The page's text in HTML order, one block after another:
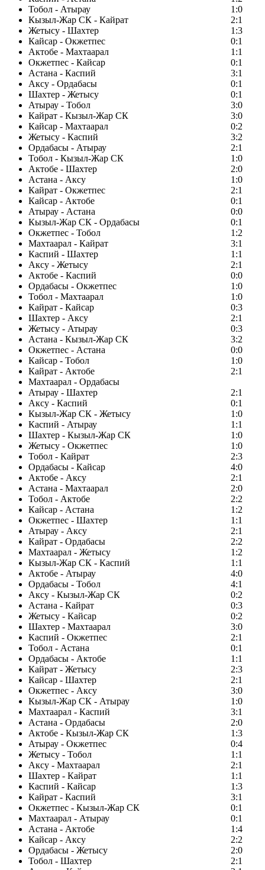
Тобол - Атырау
1:0
Кызыл-Жар СК - Кайрат
2:1
Жетысу - Шахтер
1:3
Кайсар - Окжетпес
0:1
Актобе - Махтаарал
1:1
Окжетпес - Кайсар
0:1
Астана - Каспий
3:1
Аксу - Ордабасы
0:1
Шахтер - Жетысу
0:1
Атырау - Тобол
3:0
Кайрат - Кызыл-Жар СК
3:0
Кайсар - Махтаарал
0:2
Жетысу - Каспий
3:2
Ордабасы - Атырау
2:1
Тобол - Кызыл-Жар СК
1:0
Актобе - Шахтер
2:0
Астана - Аксу
1:0
Кайрат - Окжетпес
2:1
Кайсар - Актобе
0:1
Атырау - Астана
0:0
Кызыл-Жар СК - Ордабасы
0:1
Окжетпес - Тобол
1:2
Махтаарал - Кайрат
3:1
Каспий - Шахтер
1:1
Аксу - Жетысу
2:1
Актобе - Каспий
0:0
Ордабасы - Окжетпес
1:0
Тобол - Махтаарал
1:0
Кайрат - Кайсар
0:3
Шахтер - Аксу
2:1
Жетысу - Атырау
0:3
Астана - Кызыл-Жар СК
3:2
Окжетпес - Астана
0:0
Кайсар - Тобол
1:0
Кайрат - Актобе
2:1
Махтаарал - Ордабасы
Атырау - Шахтер
2:1
Аксу - Каспий
0:1
Кызыл-Жар СК - Жетысу
1:0
Каспий - Атырау
1:1
Шахтер - Кызыл-Жар СК
1:0
Жетысу - Окжетпес
1:0
Тобол - Кайрат
2:3
Ордабасы - Кайсар
4:0
Актобе - Аксу
2:1
Астана - Махтаарал
2:0
Тобол - Актобе
2:2
Кайсар - Астана
1:2
Окжетпес - Шахтер
1:1
Атырау - Аксу
2:1
Кайрат - Ордабасы
2:2
Махтаарал - Жетысу
1:2
Кызыл-Жар СК - Каспий
1:1
Актобе - Атырау
4:0
Ордабасы - Тобол
4:1
Аксу - Кызыл-Жар СК
0:2
Астана - Кайрат
0:3
Жетысу - Кайсар
0:2
Шахтер - Махтаарал
3:0
Каспий - Окжетпес
2:1
Тобол - Астана
0:1
Ордабасы - Актобе
1:1
Кайрат - Жетысу
2:3
Кайсар - Шахтер
2:1
Окжетпес - Аксу
3:0
Кызыл-Жар СК - Атырау
1:0
Махтаарал - Каспий
3:1
Астана - Ордабасы
2:0
Актобе - Кызыл-Жар СК
1:3
Атырау - Окжетпес
0:4
Жетысу - Тобол
1:1
Аксу - Махтаарал
2:1
Шахтер - Кайрат
1:1
Каспий - Кайсар
1:3
Кайрат - Каспий
3:1
Окжетпес - Кызыл-Жар СК
0:1
Махтаарал - Атырау
0:1
Астана - Актобе
1:4
Кайсар - Аксу
2:2
Ордабасы - Жетысу
2:0
Тобол - Шахтер
2:1